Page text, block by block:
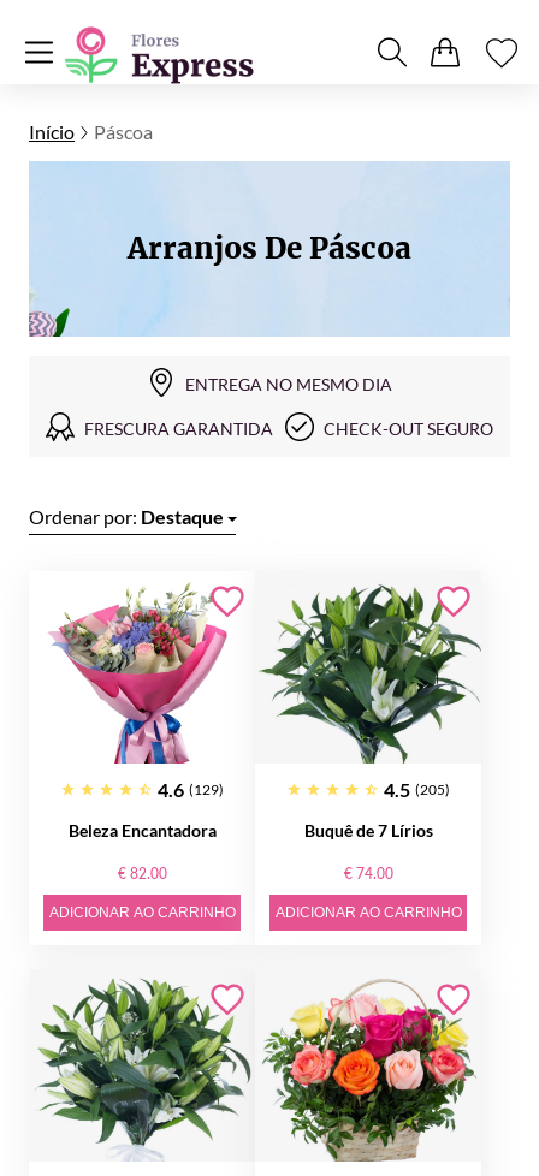
Início Páscoa
Arranjos De Páscoa
ENTREGA NO MESMO DIA
FRESCURA GARANTIDA CHECK-OUT SEGURO
Ordenar por: Destaque
4.6 (129)
Beleza Encantadora
€ 82.00
ADICIONAR AO CARRINHO
4.5 (205)
Buquê de 7 Lírios
€ 74.00
ADICIONAR AO CARRINHO